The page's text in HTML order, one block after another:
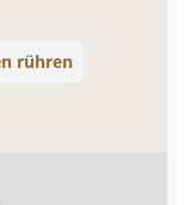
rühren